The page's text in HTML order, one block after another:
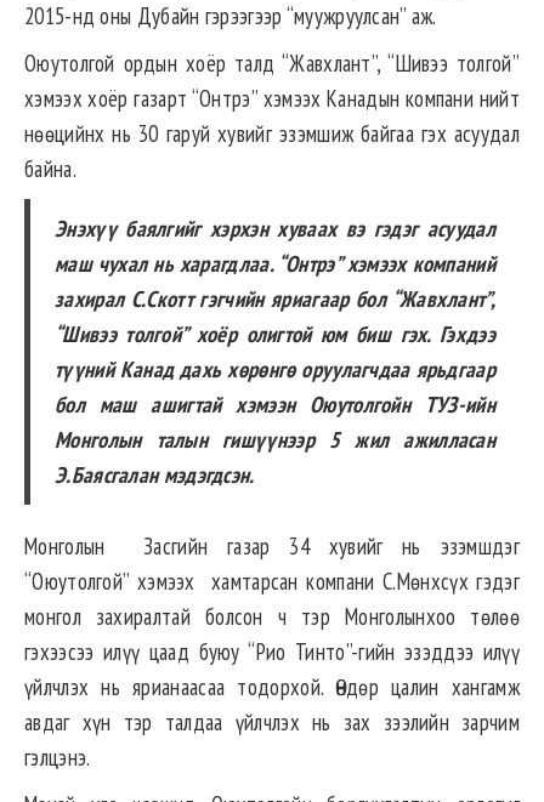
2015-нд оны Дубайн гэрээгээр “муужруулсан” аж.
Оюутолгой ордын хоёр талд “Жавхлант”, “Шивээ толгой”
хэмээх хоёр газарт “Онтрэ” хэмээх Канадын компани нийт
нөөцийнх нь 30 гаруй хувийг эзэмшиж байгаа гэх асуудал
байна.
Энэхүү баялгийг хэрхэн хуваах вэ гэдэг асуудал
маш чухал нь харагдлаа. “Онтрэ” хэмээх компаний
захирал С.Скотт гэгчийн яриагаар бол “Жавхлант”,
“Шивээ толгой” хоёр олигтой юм биш гэх. Гэхдээ
түүний Канад дахь хөрөнгө оруулагчдаа ярьдгаар
бол маш ашигтай хэмээн Оюутолгойн ТУЗ-ийн
Монголын талын гишүүнээр 5 жил ажилласан
Э.Баясгалан мэдэгдсэн.
Монголын Засгийн газар 34 хувийг нь эзэмшдэг
“Оюутолгой” хэмээх хамтарсан компани С.Мөнхсүх гэдэг
монгол захиралтай болсон ч тэр Монголынхоо төлөө
гэхээсээ илүү цаад буюу “Рио Тинто”-гийн эзэддээ илүү
үйлчлэх нь ярианаасаа тодорхой. Өндөр цалин хангамж
авдаг хүн тэр талдаа үйлчлэх нь зах зээлийн зарчим
гэлцэнэ.